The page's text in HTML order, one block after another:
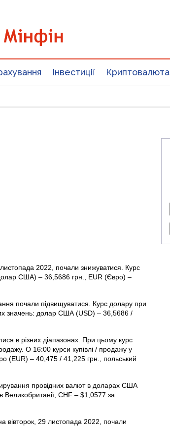
Інвестиції Криптовалюта
2022, почали знижуватися. Курс
США) – 36,5686 грн., EUR (Євро) –
почали підвищуватися. Курс долару при
значень: долар США (USD) – 36,5686 /
в різних діапазонах. При цьому курс
О 16:00 курси купівлі / продажу у
(EUR) – 40,475 / 41,225 грн., польський
провідних валют в доларах США
Велико­британії, CHF – $1,0577 за
вівторок, 29 листопада 2022, почали